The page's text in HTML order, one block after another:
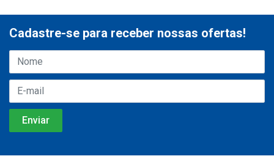
Cadastre-se para receber nossas ofertas!